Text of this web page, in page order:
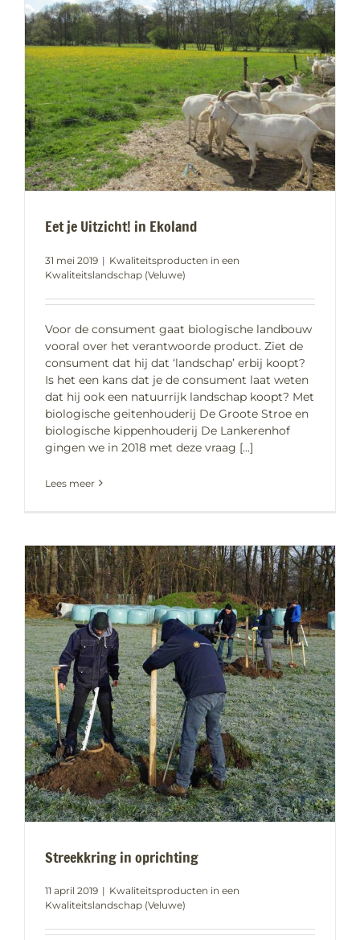
Eet je Uitzicht! in Ekoland
31 mei 2019 | Kwaliteitsproducten in een
Kwaliteitslandschap (Veluwe)
Voor de consument gaat biologische landbouw
vooral over het verantwoorde product. Ziet de
consument dat hij dat ‘landschap’ erbij koopt?
Is het een kans dat je de consument laat weten
dat hij ook een natuurrijk landschap koopt? Met
biologische geitenhouderij De Groote Stroe en
biologische kippenhouderij De Lankerenhof
gingen we in 2018 met deze vraag [...]
Lees meer
Streekkring in oprichting
11 april 2019 | Kwaliteitsproducten in een
Kwaliteitslandschap (Veluwe)